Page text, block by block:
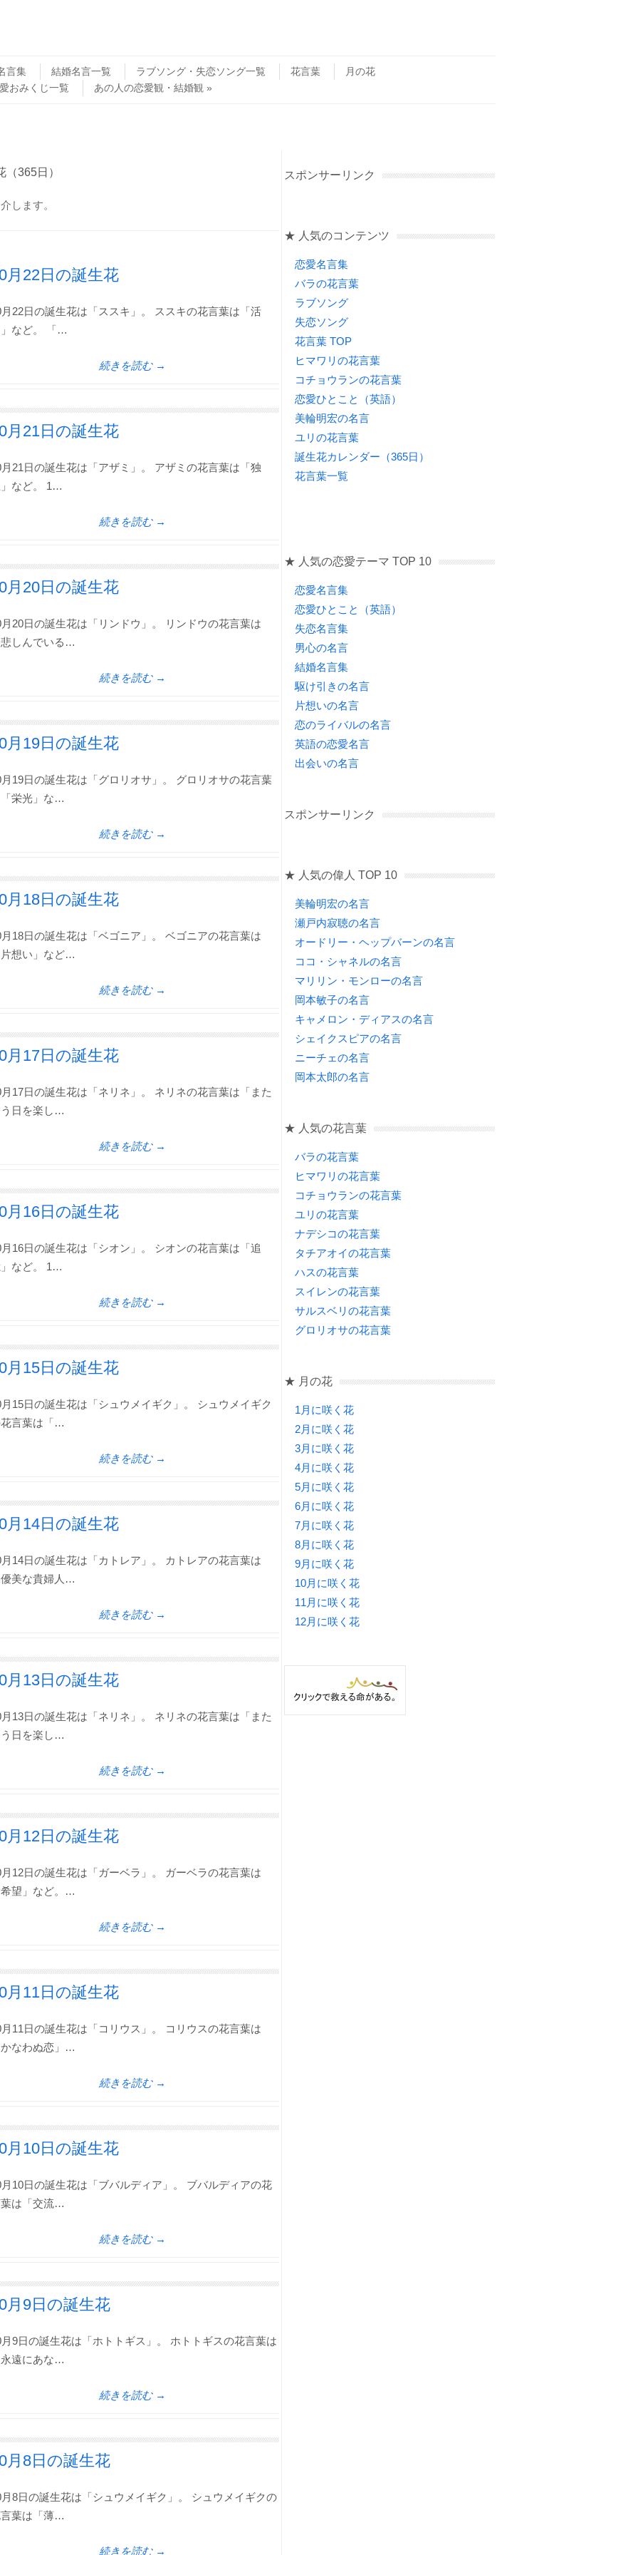
言集 結婚名言一覧 ラブソング・失恋ソング一覧 花言葉
月の花
おみくじ一覧
あの人の恋愛観・結婚観
（365日）
します。
月22日の誕生花
22日の誕生花は「ススキ」。 ススキの花言葉は「活
など。 「…
続きを読む →
月21日の誕生花
21日の誕生花は「アザミ」。 アザミの花言葉は「独
など。 1…
続きを読む →
月20日の誕生花
20日の誕生花は「リンドウ」。 リンドウの花言葉は
しんでいる…
続きを読む →
月19日の誕生花
19日の誕生花は「グロリオサ」。 グロリオサの花言葉
栄光」な…
続きを読む →
月18日の誕生花
18日の誕生花は「ベゴニア」。 ベゴニアの花言葉は
想い」など…
続きを読む →
月17日の誕生花
17日の誕生花は「ネリネ」。 ネリネの花言葉は「また
日を楽し…
続きを読む →
月16日の誕生花
16日の誕生花は「シオン」。 シオンの花言葉は「追
など。 1…
続きを読む →
月15日の誕生花
15日の誕生花は「シュウメイギク」。 シュウメイギク
言葉は「…
続きを読む →
月14日の誕生花
14日の誕生花は「カトレア」。 カトレアの花言葉は
美な貴婦人…
続きを読む →
月13日の誕生花
13日の誕生花は「ネリネ」。 ネリネの花言葉は「また
日を楽し…
続きを読む →
月12日の誕生花
12日の誕生花は「ガーベラ」。 ガーベラの花言葉は
望」など。…
続きを読む →
月11日の誕生花
11日の誕生花は「コリウス」。 コリウスの花言葉は
なわぬ恋」…
続きを読む →
月10日の誕生花
10日の誕生花は「ブバルディア」。 ブバルディアの花
は「交流…
続きを読む →
月9日の誕生花
9日の誕生花は「ホトトギス」。 ホトトギスの花言葉は
遠にあな…
続きを読む →
月8日の誕生花
8日の誕生花は「シュウメイギク」。 シュウメイギクの
葉は「薄…
続きを読む →
スポンサーリンク
★ 人気のコンテンツ
恋愛名言集
バラの花言葉
ラブソング
失恋ソング
花言葉 TOP
ヒマワリの花言葉
コチョウランの花言葉
恋愛ひとこと（英語）
美輪明宏の名言
ユリの花言葉
誕生花カレンダー（365日）
花言葉一覧
★ 人気の恋愛テーマ TOP 10
恋愛名言集
恋愛ひとこと（英語）
失恋名言集
男心の名言
結婚名言集
駆け引きの名言
片想いの名言
恋のライバルの名言
英語の恋愛名言
出会いの名言
スポンサーリンク
★ 人気の偉人 TOP 10
美輪明宏の名言
瀬戸内寂聴の名言
オードリー・ヘップバーンの名言
ココ・シャネルの名言
マリリン・モンローの名言
岡本敏子の名言
キャメロン・ディアスの名言
シェイクスピアの名言
ニーチェの名言
岡本太郎の名言
★ 人気の花言葉
バラの花言葉
ヒマワリの花言葉
コチョウランの花言葉
ユリの花言葉
ナデシコの花言葉
タチアオイの花言葉
ハスの花言葉
スイレンの花言葉
サルスベリの花言葉
グロリオサの花言葉
★ 月の花
1月に咲く花
2月に咲く花
3月に咲く花
4月に咲く花
5月に咲く花
6月に咲く花
7月に咲く花
8月に咲く花
9月に咲く花
10月に咲く花
11月に咲く花
12月に咲く花